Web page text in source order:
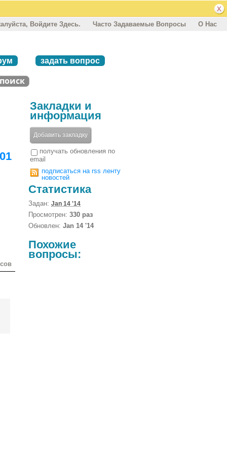
Войдите Здесь. Часто Задаваемые Вопросы О Нас
задать вопрос
Закладки и
информация
Добавить закладку
получать обновления по
email
подписаться на rss ленту
новостей
Статистика
Задан: Jan 14 '14
Просмотрен: 330 раз
Обновлен: Jan 14 '14
Похожие
вопросы: